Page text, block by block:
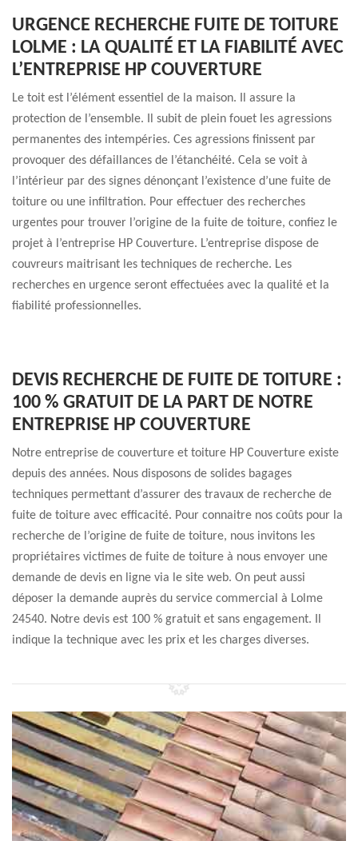
URGENCE RECHERCHE FUITE DE TOITURE
LOLME : LA QUALITÉ ET LA FIABILITÉ AVEC
L’ENTREPRISE HP COUVERTURE
Le toit est l’élément essentiel de la maison. Il assure la
protection de l’ensemble. Il subit de plein fouet les agressions
permanentes des intempéries. Ces agressions finissent par
provoquer des défaillances de l’étanchéité. Cela se voit à
l’intérieur par des signes dénonçant l’existence d’une fuite de
toiture ou une infiltration. Pour effectuer des recherches
urgentes pour trouver l’origine de la fuite de toiture, confiez le
projet à l’entreprise HP Couverture. L’entreprise dispose de
couvreurs maitrisant les techniques de recherche. Les
recherches en urgence seront effectuées avec la qualité et la
fiabilité professionnelles.
DEVIS RECHERCHE DE FUITE DE TOITURE :
100 % GRATUIT DE LA PART DE NOTRE
ENTREPRISE HP COUVERTURE
Notre entreprise de couverture et toiture HP Couverture existe
depuis des années. Nous disposons de solides bagages
techniques permettant d’assurer des travaux de recherche de
fuite de toiture avec efficacité. Pour connaitre nos coûts pour la
recherche de l’origine de fuite de toiture, nous invitons les
propriétaires victimes de fuite de toiture à nous envoyer une
demande de devis en ligne via le site web. On peut aussi
déposer la demande auprès du service commercial à Lolme
24540. Notre devis est 100 % gratuit et sans engagement. Il
indique la technique avec les prix et les charges diverses.